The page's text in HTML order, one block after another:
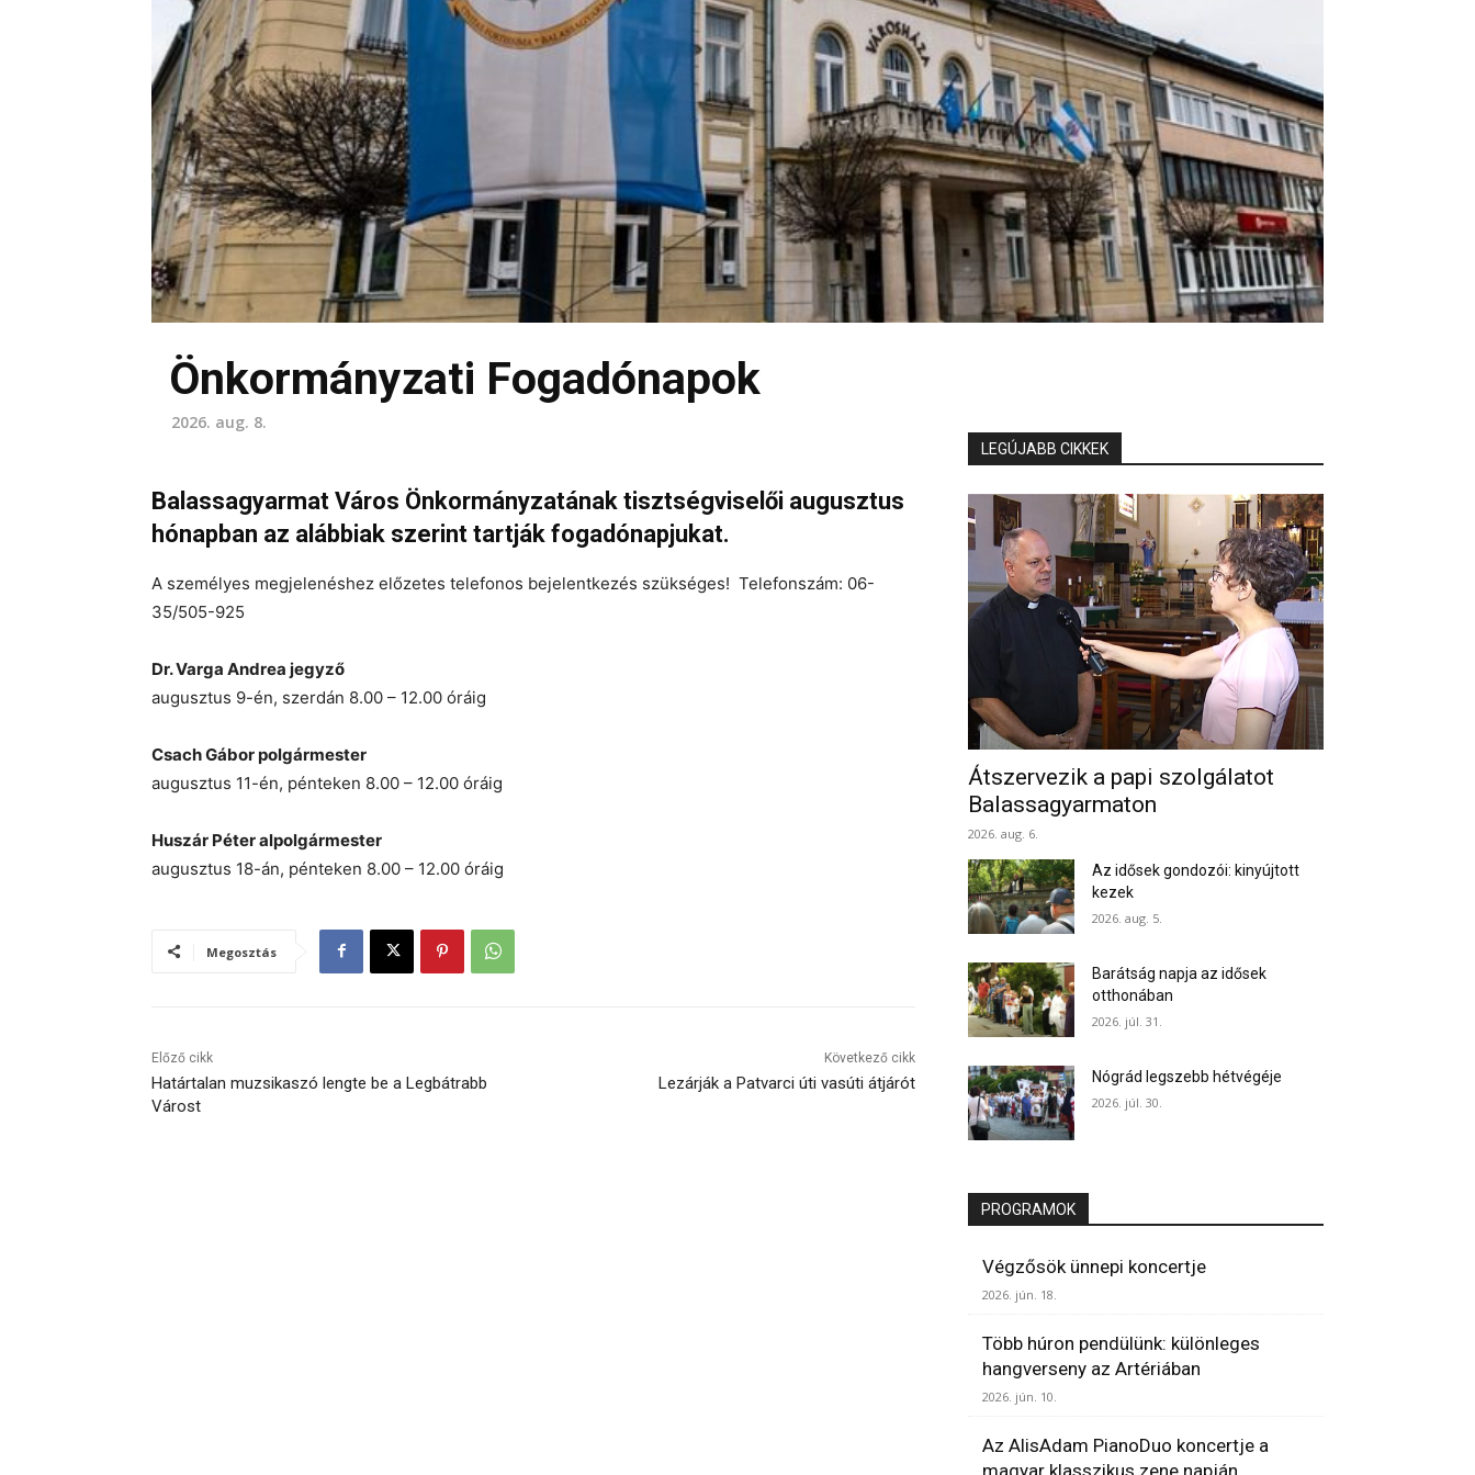
Önkormányzati Fogadónapok
2026. aug. 8.
Balassagyarmat Város Önkormányzatának tisztségviselői augusztus
hónapban az alábbiak szerint tartják fogadónapjukat.
A személyes megjelenéshez előzetes telefonos bejelentkezés szükséges! Telefonszám: 06-
35/505-925
Dr. Varga Andrea jegyző
augusztus 9-én, szerdán 8.00 – 12.00 óráig
Csach Gábor polgármester
augusztus 11-én, pénteken 8.00 – 12.00 óráig
Huszár Péter alpolgármester
augusztus 18-án, pénteken 8.00 – 12.00 óráig
Megosztás
Előző cikk
Határtalan muzsikaszó lengte be a Legbátrabb
Várost
Következő cikk
Lezárják a Patvarci úti vasúti átjárót
LEGÚJABB CIKKEK
Átszervezik a papi szolgálatot
Balassagyarmaton
2026. aug. 6.
Az idősek gondozói: kinyújtott
kezek
2026. aug. 5.
Barátság napja az idősek
otthonában
2026. júl. 31.
Nógrád legszebb hétvégéje
2026. júl. 30.
PROGRAMOK
Végzősök ünnepi koncertje
2026. jún. 18.
Több húron pendülünk: különleges
hangverseny az Artériában
2026. jún. 10.
Az AlisAdam PianoDuo koncertje a
magyar klasszikus zene napján